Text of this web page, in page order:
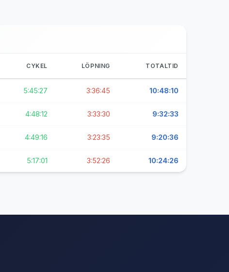
CYKEL LÖPNING TOTALTID
5:45:27 3:36:45 10:48:10
4:48:12 3:33:30 9:32:33
4:49:16 3:23:35 9:20:36
5:17:01 3:52:26 10:24:26